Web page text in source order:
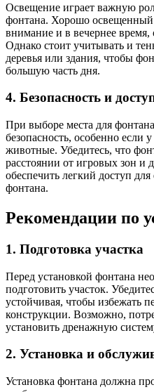
Освещение играет важную
фонтана. Хорошо освещенный
внимание и в вечернее время,
Однако стоит учитывать и
деревья или здания, чтобы
большую часть дня.
4. Безопасность и
При выборе места для
безопасность, особенно если
животные. Убедитесь, что
расстоянии от игровых зон и
обеспечить легкий доступ
фонтана.
Рекомендации по
1. Подготовка участка
Перед установкой фонтана
подготовить участок.
устойчивая, чтобы избежать
конструкции. Возможно,
установить дренажную
2. Установка и
Установка фонтана должна